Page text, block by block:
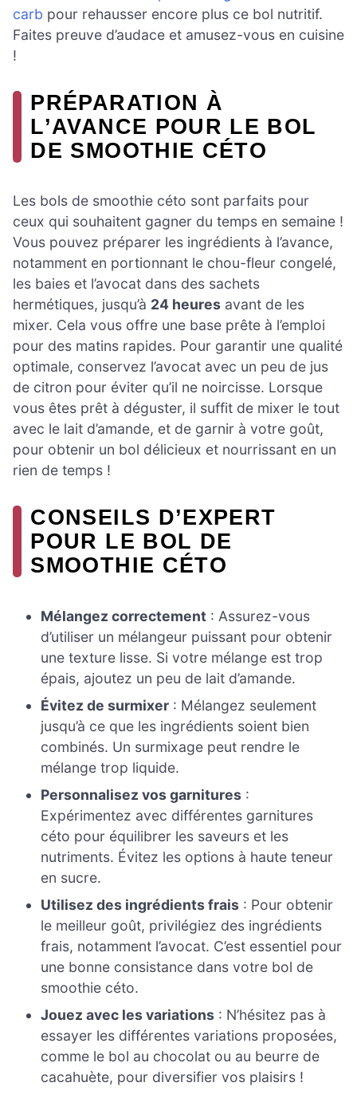
carb pour rehausser encore plus ce bol nutritif.
Faites preuve d’audace et amusez-vous en cuisine
!
PRÉPARATION À
L’AVANCE POUR LE BOL
DE SMOOTHIE CÉTO
Les bols de smoothie céto sont parfaits pour
ceux qui souhaitent gagner du temps en semaine !
Vous pouvez préparer les ingrédients à l’avance,
notamment en portionnant le chou-fleur congelé,
les baies et l’avocat dans des sachets
hermétiques, jusqu’à 24 heures avant de les
mixer. Cela vous offre une base prête à l’emploi
pour des matins rapides. Pour garantir une qualité
optimale, conservez l’avocat avec un peu de jus
de citron pour éviter qu’il ne noircisse. Lorsque
vous êtes prêt à déguster, il suffit de mixer le tout
avec le lait d’amande, et de garnir à votre goût,
pour obtenir un bol délicieux et nourrissant en un
rien de temps !
CONSEILS D’EXPERT
POUR LE BOL DE
SMOOTHIE CÉTO
Mélangez correctement : Assurez-vous
d’utiliser un mélangeur puissant pour obtenir
une texture lisse. Si votre mélange est trop
épais, ajoutez un peu de lait d’amande.
Évitez de surmixer : Mélangez seulement
jusqu’à ce que les ingrédients soient bien
combinés. Un surmixage peut rendre le
mélange trop liquide.
Personnalisez vos garnitures :
Expérimentez avec différentes garnitures
céto pour équilibrer les saveurs et les
nutriments. Évitez les options à haute teneur
en sucre.
Utilisez des ingrédients frais : Pour obtenir
le meilleur goût, privilégiez des ingrédients
frais, notamment l’avocat. C’est essentiel pour
une bonne consistance dans votre bol de
smoothie céto.
Jouez avec les variations : N’hésitez pas à
essayer les différentes variations proposées,
comme le bol au chocolat ou au beurre de
cacahuète, pour diversifier vos plaisirs !